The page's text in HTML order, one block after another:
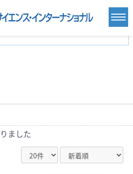
医療技術(16)
学(7)
医学一般(91) マルチメディア(0)
ました